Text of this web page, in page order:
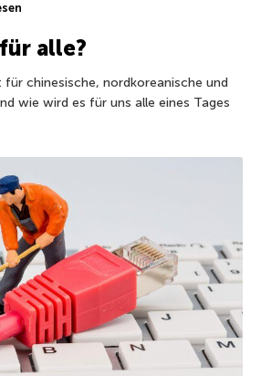
alle?
chinesische, nordkoreanische und
wie wird es für uns alle eines Tages